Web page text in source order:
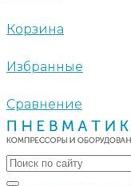
Корзина
Избранные
Сравнение